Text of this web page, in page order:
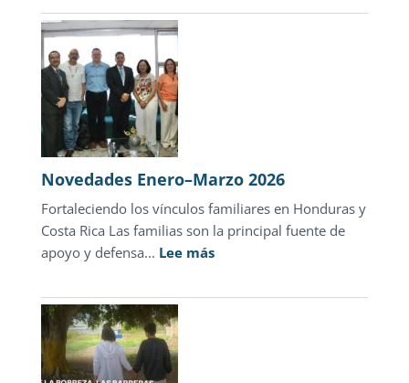
abril
Novedades Enero–Marzo 2026
Fortaleciendo los vínculos familiares en Honduras y
Costa Rica Las familias son la principal fuente de
apoyo y defensa... Lee más:
Enero–